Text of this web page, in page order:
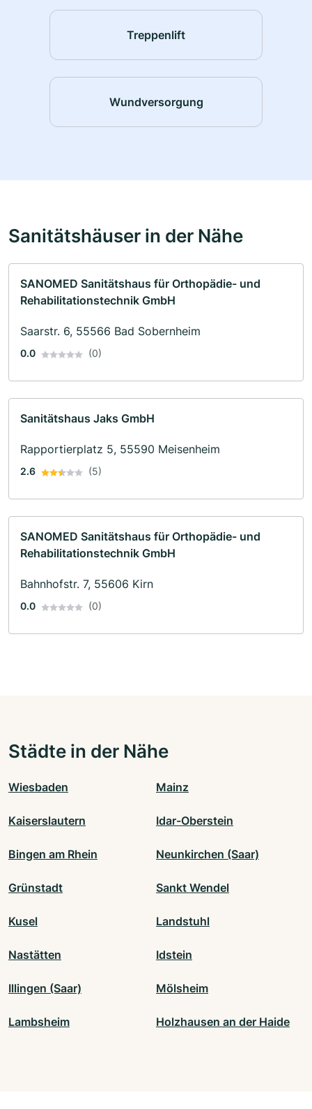
Treppenlift
Wundversorgung
Sanitätshäuser in der Nähe
SANOMED Sanitätshaus für Orthopädie- und
Rehabilitationstechnik GmbH
Saarstr. 6, 55566 Bad Sobernheim
0.0 (0)
Sanitätshaus Jaks GmbH
Rapportierplatz 5, 55590 Meisenheim
2.6 (5)
SANOMED Sanitätshaus für Orthopädie- und
Rehabilitationstechnik GmbH
Bahnhofstr. 7, 55606 Kirn
0.0 (0)
Städte in der Nähe
Wiesbaden Mainz
Kaiserslautern Idar-Oberstein
Bingen am Rhein Neunkirchen (Saar)
Grünstadt Sankt Wendel
Kusel Landstuhl
Nastätten Idstein
Illingen (Saar) Mölsheim
Lambsheim Holzhausen an der Haide